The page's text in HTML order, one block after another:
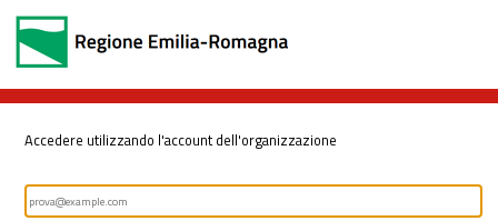
Accedere utilizzando l'account dell'organizzazione